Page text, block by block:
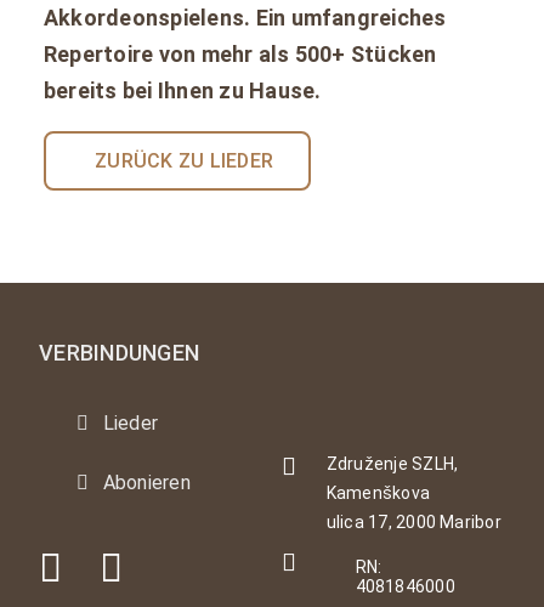
Akkordeonspielens. Ein umfangreiches
Repertoire von mehr als 500+ Stücken
bereits bei Ihnen zu Hause.
ZURÜCK ZU LIEDER
Združenje SZLH,
Kamenškova
ulica 17, 2000 Maribor
RN:
4081846000
VERBINDUNGEN
Lieder
Abonieren